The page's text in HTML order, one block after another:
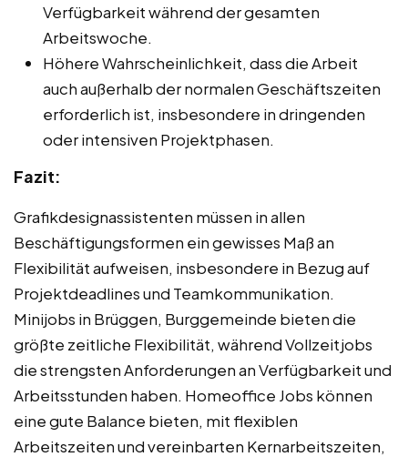
Verfügbarkeit während der gesamten
Arbeitswoche.
Höhere Wahrscheinlichkeit, dass die Arbeit
auch außerhalb der normalen Geschäftszeiten
erforderlich ist, insbesondere in dringenden
oder intensiven Projektphasen.
Fazit:
Grafikdesignassistenten müssen in allen
Beschäftigungsformen ein gewisses Maß an
Flexibilität aufweisen, insbesondere in Bezug auf
Projektdeadlines und Teamkommunikation.
Minijobs in Brüggen, Burggemeinde bieten die
größte zeitliche Flexibilität, während Vollzeitjobs
die strengsten Anforderungen an Verfügbarkeit und
Arbeitsstunden haben. Homeoffice Jobs können
eine gute Balance bieten, mit flexiblen
Arbeitszeiten und vereinbarten Kernarbeitszeiten,